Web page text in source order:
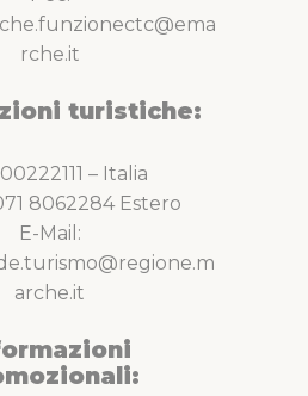
rche.it
turistiche:
– Italia
8062284 Estero
E-Mail:
arche.it